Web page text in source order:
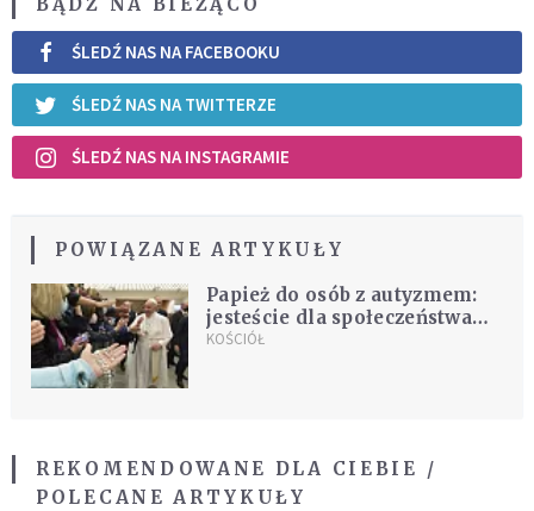
ŚLEDŹ NAS NA FACEBOOKU
ŚLEDŹ NAS NA TWITTERZE
ŚLEDŹ NAS NA INSTAGRAMIE
POWIĄZANE ARTYKUŁY
Papież do osób z autyzmem:
jesteście dla społeczeństwa
wielkim dobrem
KOŚCIÓŁ
REKOMENDOWANE DLA CIEBIE /
POLECANE ARTYKUŁY